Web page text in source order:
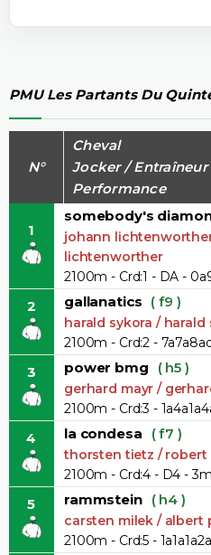
PMU Les Partants Du
N°
Cheval
Jocker / Entraîneur
Performance
1
somebody's
johann
lichtenworther
2100m - Crd:1 - DA -
2 gallanatics ( f9 )
harald sykora / harald
2100m - Crd:2 -
3 power bmg ( h5 )
gerhard mayr /
2100m - Crd:3 -
4 la condesa ( f7 )
thorsten tietz / robert
2100m - Crd:4 - D4 -
5 rammstein ( h4 )
carsten milek / albert
2100m - Crd:5 -